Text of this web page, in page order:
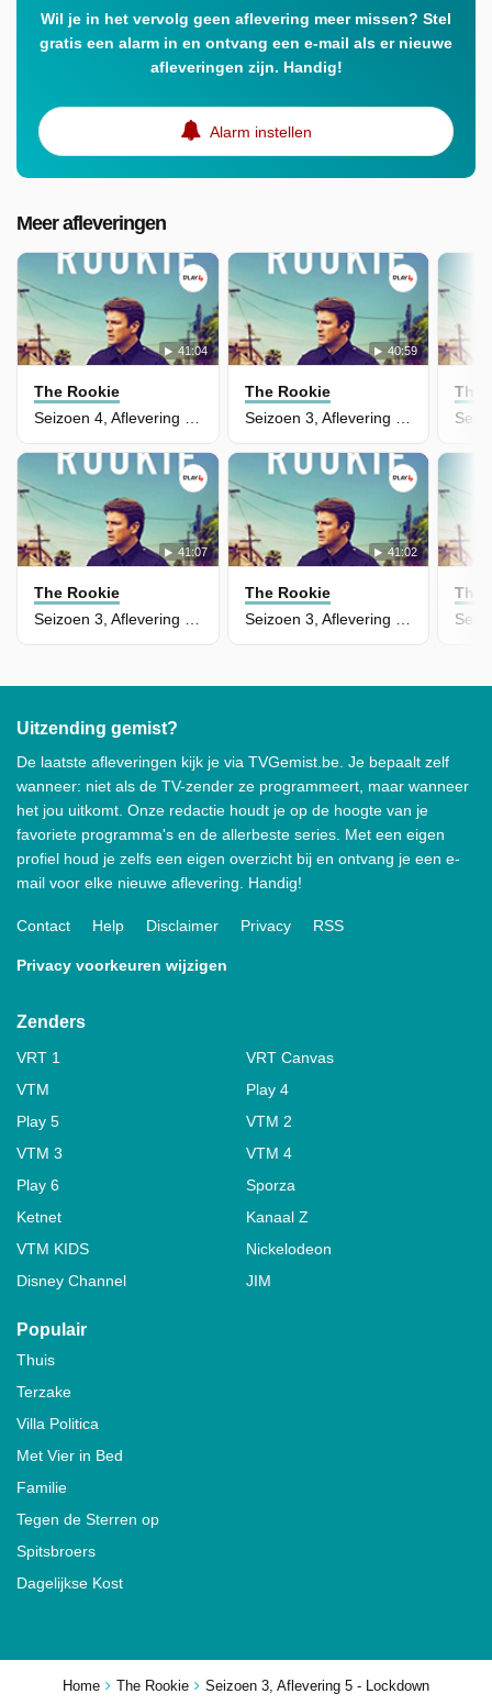
Home The Rookie Seizoen 3, Aflevering 5 - Lockdown
Wil je in het vervolg geen aflevering meer missen? Stel
gratis een alarm in en ontvang een e-mail als er nieuwe
afleveringen zijn. Handig!
Alarm instellen
Meer afleveringen
41:04
The Rookie
Seizoen 4, Aflevering 1 - Life and Death
40:59
The Rookie
Seizoen 3, Aflevering 14 - Threshold
41:07
The Rookie
41:02
The Rookie
The
The
Uitzending gemist?
De laatste afleveringen kijk je via TVGemist.be. Je bepaalt zelf
wanneer: niet als de TV-zender ze programmeert, maar wanneer
het jou uitkomt. Onze redactie houdt je op de hoogte van je
favoriete programma's en de allerbeste series. Met een eigen
profiel houd je zelfs een eigen overzicht bij en ontvang je een e-
mail voor elke nieuwe aflevering. Handig!
Contact Help Disclaimer Privacy RSS
Privacy voorkeuren wijzigen
Zenders
VRT 1
VRT Canvas
VTM
Play 4
Play 5
VTM 2
VTM 3
VTM 4
Play 6
Sporza
Ketnet
Kanaal Z
VTM KIDS
Nickelodeon
Disney Channel
JIM
Populair
Thuis
Terzake
Villa Politica
Met Vier in Bed
Familie
Tegen de Sterren op
Spitsbroers
Dagelijkse Kost